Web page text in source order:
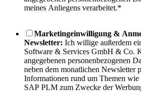
meines Anliegens verarbeitet.*
Marketingeinwilligung &
Newsletter: Ich willige außerdem
Software & Services GmbH & Co.
angegebenen personenbezogenen
neben dem monatlichen Newsletter
Informationen rund um Themen
SAP PLM zum Zwecke der